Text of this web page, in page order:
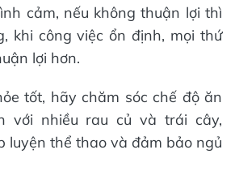
cảm, nếu không thuận lợi thì
khi công việc ổn định, mọi thứ
lợi hơn.
tốt, hãy chăm sóc chế độ ăn
với nhiều rau củ và trái cây,
luyện thể thao và đảm bảo ngủ